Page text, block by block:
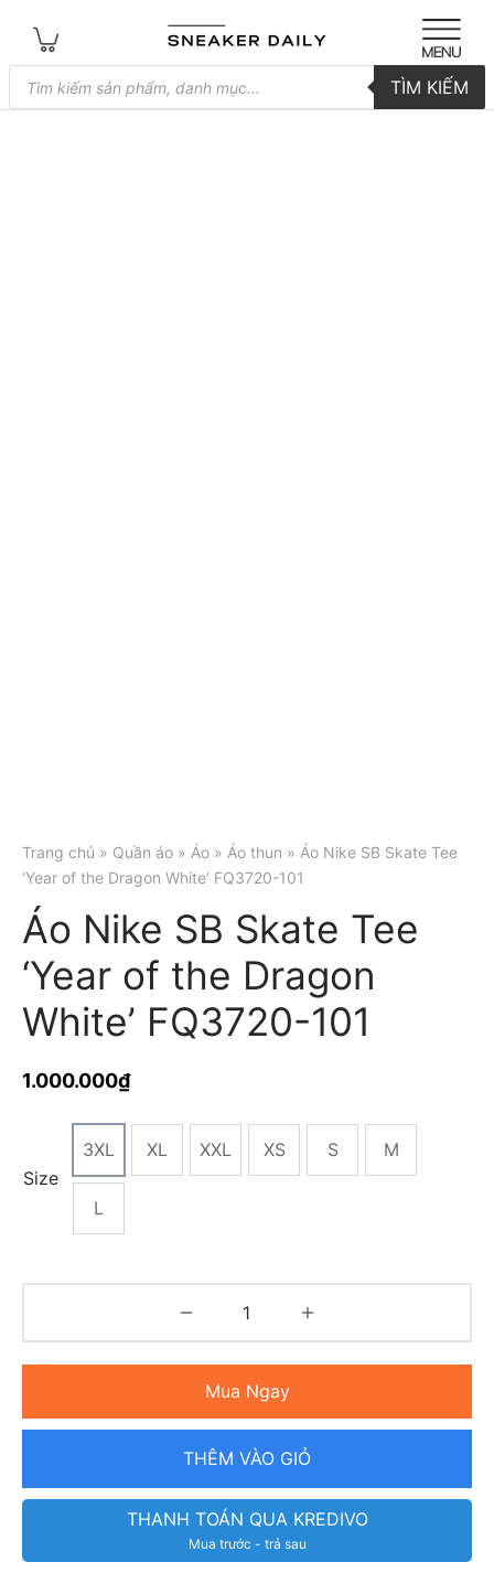
Tìm
kiếm
sản
TÌM KIẾM
Trang chủ » Quần áo » Áo » Áo thun » Áo Nike SB Skate Tee
‘Year of the Dragon White’ FQ3720-101
Áo Nike SB Skate Tee
‘Year of the Dragon
White’ FQ3720-101
1.000.000₫
Size
3XL XL XXL XS S M
L
Mua Ngay
THÊM VÀO GIỎ
THANH TOÁN QUA KREDIVO
Mua trước - trả sau